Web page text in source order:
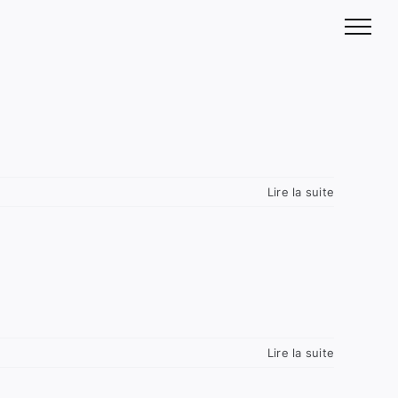
Lire la suite
Lire la suite